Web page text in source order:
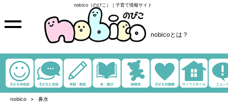
nobico（のびこ）｜子育て情報サイト
nobicoとは？
nobico 鼻水